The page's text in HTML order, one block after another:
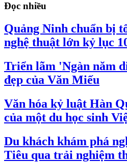
Đọc nhiều
Quảng Ninh chuẩn bị
nghệ thuật lớn kỷ lục
Triển lãm 'Ngàn năm
đẹp của Văn Miếu
Văn hóa kỷ luật Hàn
của một du học sinh
Du khách khám phá
Tiêu qua trải nghiệm